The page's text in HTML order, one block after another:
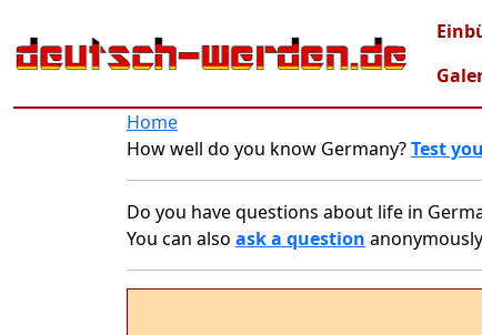
Home
How well do you know Germany?Test
Do you have questions about life in
You can also ask a question